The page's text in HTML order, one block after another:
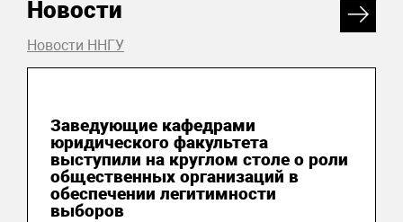
Новости
Новости ННГУ
Заведующие кафедрами
юридического факультета
выступили на круглом столе о роли
общественных организаций в
обеспечении легитимности
выборов